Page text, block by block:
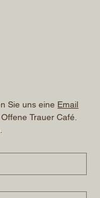
Sie uns eine Email
Trauer Café.